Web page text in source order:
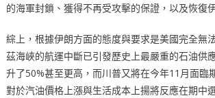
的海軍封鎖、獲得不再受攻擊的保證，以及恢復
綜上，根據伊朗方面的態度與要求是美國完全無
茲海峽的航運中斷已引發歷史上最嚴重的石油供
升了50%甚至更高，而川普又將在今年11月面臨
對於汽油價格上漲與生活成本上揚將反應在期中